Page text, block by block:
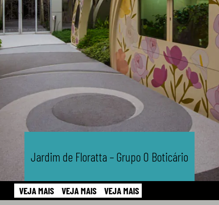
Jardim de Floratta – Grupo O Boticário
VEJA MAIS VEJA MAIS VEJA MAIS